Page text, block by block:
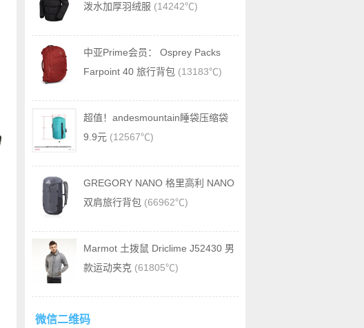
泼水加厚羽绒服 (14242℃)
中亚Prime会员： Osprey Packs
Farpoint 40 旅行背包 (13183℃)
超值！andesmountain睡袋压缩袋
9.9元 (12567℃)
GREGORY NANO 格里高利 NANO
双肩旅行背包 (66962℃)
Marmot 土拨鼠 Driclime J52430 男
款运动夹克 (61805℃)
微信二维码